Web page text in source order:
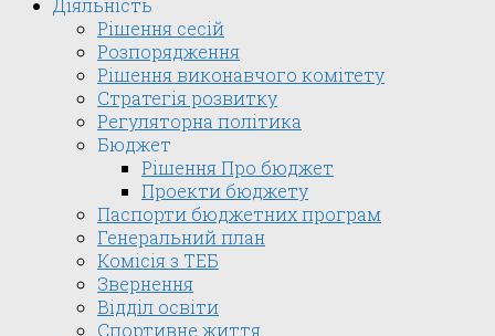
Діяльність
Рішення сесій
Розпорядження
Рішення виконавчого комітету
Стратегія розвитку
Регуляторна політика
Бюджет
Рішення Про бюджет
Проекти бюджету
Паспорти бюджетних програм
Генеральний план
Комісія з ТЕБ
Звернення
Відділ освіти
Спортивне життя